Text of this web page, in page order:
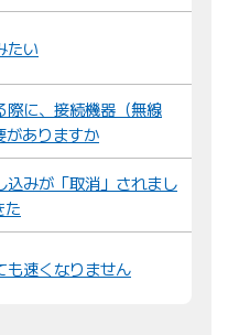
たい
に、接続機器（無線
がありますか
込みが「取消」されまし
た
も速くなりません